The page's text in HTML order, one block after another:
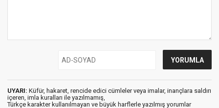
UYARI: Küfür, hakaret, rencide edici cümleler veya imalar, inançlara saldırı
içeren, imla kuralları ile yazılmamış,
Türkçe karakter kullanılmayan ve büyük harflerle yazılmış yorumlar